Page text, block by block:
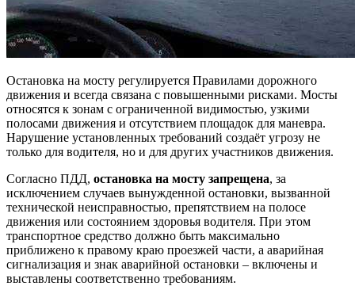
Остановка на мосту регулируется Правилами дорожного
движения и всегда связана с повышенными рисками. Мосты
относятся к зонам с ограниченной видимостью, узкими
полосами движения и отсутствием площадок для маневра.
Нарушение установленных требований создаёт угрозу не
только для водителя, но и для других участников движения.
Согласно ПДД, остановка на мосту запрещена, за
исключением случаев вынужденной остановки, вызванной
технической неисправностью, препятствием на полосе
движения или состоянием здоровья водителя. При этом
транспортное средство должно быть максимально
приближено к правому краю проезжей части, а аварийная
сигнализация и знак аварийной остановки – включены и
выставлены соответственно требованиям.